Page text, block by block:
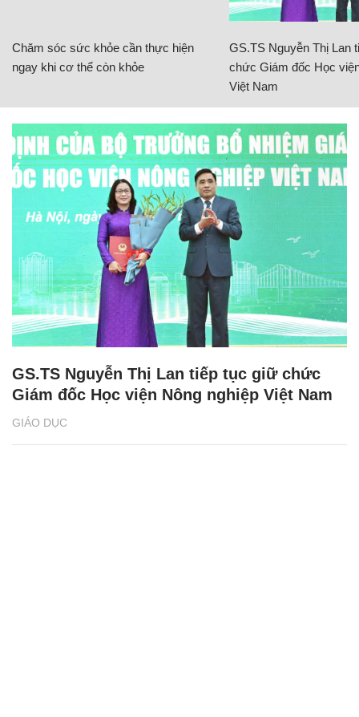
Chăm sóc sức khỏe cần thực hiện
ngay khi cơ thể còn khỏe
GS.TS Nguyễn Thị Lan
chức Giám đốc Học
Việt Nam
GIÁO DỤC
GS.TS Nguyễn Thị Lan tiếp tục giữ chức
Giám đốc Học viện Nông nghiệp Việt Nam